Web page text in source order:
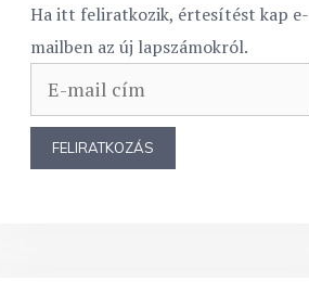
Ha itt feliratkozik, értesítést kap e-
mailben az új lapszámokról.